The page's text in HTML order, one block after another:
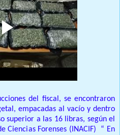
del fiscal, se encontraron
empacadas al vacío y dentro
superior a las 16 libras, según el
Ciencias Forenses (INACIF) “ En